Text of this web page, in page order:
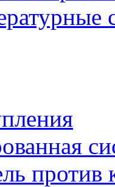
против